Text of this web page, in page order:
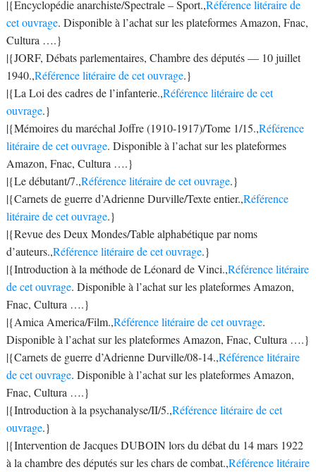
|{Encyclopédie anarchiste/Spectrale – Sport.,Référence litéraire de
cet ouvrage. Disponible à l’achat sur les plateformes Amazon, Fnac,
Cultura ….}
|{JORF, Débats parlementaires, Chambre des députés — 10 juillet
1940.,Référence litéraire de cet ouvrage.}
|{La Loi des cadres de l’infanterie.,Référence litéraire de cet
ouvrage.}
|{Mémoires du maréchal Joffre (1910-1917)/Tome 1/15.,Référence
litéraire de cet ouvrage. Disponible à l’achat sur les plateformes
Amazon, Fnac, Cultura ….}
|{Le débutant/7.,Référence litéraire de cet ouvrage.}
|{Carnets de guerre d’Adrienne Durville/Texte entier.,Référence
litéraire de cet ouvrage.}
|{Revue des Deux Mondes/Table alphabétique par noms
d’auteurs.,Référence litéraire de cet ouvrage.}
|{Introduction à la méthode de Léonard de Vinci.,Référence litéraire
de cet ouvrage. Disponible à l’achat sur les plateformes Amazon,
Fnac, Cultura ….}
|{Amica America/Film.,Référence litéraire de cet ouvrage.
Disponible à l’achat sur les plateformes Amazon, Fnac, Cultura ….}
|{Carnets de guerre d’Adrienne Durville/08-14.,Référence litéraire
de cet ouvrage. Disponible à l’achat sur les plateformes Amazon,
Fnac, Cultura ….}
|{Introduction à la psychanalyse/II/5.,Référence litéraire de cet
ouvrage.}
|{Intervention de Jacques DUBOIN lors du débat du 14 mars 1922
à la chambre des députés sur les chars de combat.,Référence litéraire